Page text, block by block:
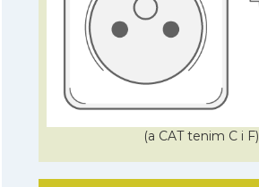
(a CAT tenim C i F)